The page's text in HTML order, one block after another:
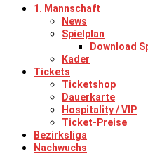
1. Mannschaft
News
Spielplan
Download
Kader
Tickets
Ticketshop
Dauerkarte
Hospitality / VIP
Ticket-Preise
Bezirksliga
Nachwuchs